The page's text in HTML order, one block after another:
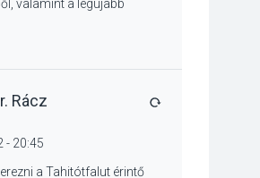
– kiállítás
az idei
Fesztivált
2026 AUG 05
valamint a legújabb
csapata
Rácz
- 20:45
a Tahitótfalut érintő